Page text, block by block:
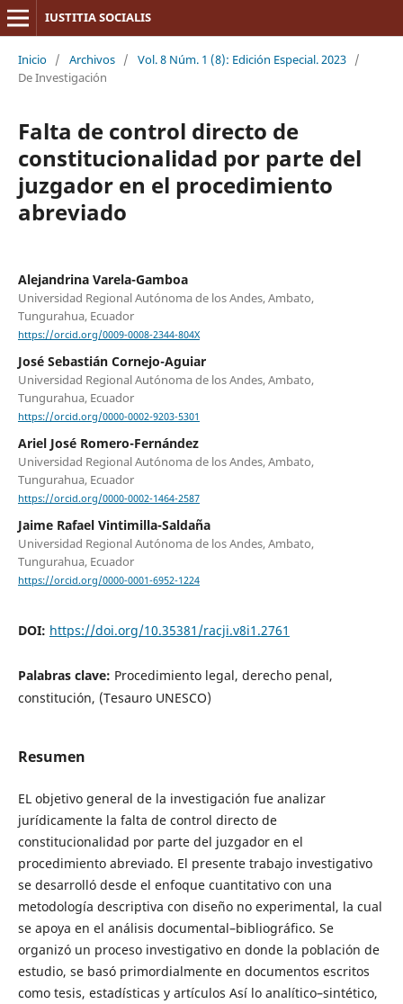
IUSTITIA SOCIALIS
Inicio / Archivos / Vol. 8 Núm. 1 (8): Edición Especial. 2023 /
De Investigación
Falta de control directo de
constitucionalidad por parte del
juzgador en el procedimiento
abreviado
Alejandrina Varela-Gamboa
Universidad Regional Autónoma de los Andes, Ambato,
Tungurahua, Ecuador
https://orcid.org/0009-0008-2344-804X
José Sebastián Cornejo-Aguiar
Universidad Regional Autónoma de los Andes, Ambato,
Tungurahua, Ecuador
https://orcid.org/0000-0002-9203-5301
Ariel José Romero-Fernández
Universidad Regional Autónoma de los Andes, Ambato,
Tungurahua, Ecuador
https://orcid.org/0000-0002-1464-2587
Jaime Rafael Vintimilla-Saldaña
Universidad Regional Autónoma de los Andes, Ambato,
Tungurahua, Ecuador
https://orcid.org/0000-0001-6952-1224
DOI: https://doi.org/10.35381/racji.v8i1.2761
Palabras clave: Procedimiento legal, derecho penal,
constitución, (Tesauro UNESCO)
Resumen
EL objetivo general de la investigación fue analizar
jurídicamente la falta de control directo de
constitucionalidad por parte del juzgador en el
procedimiento abreviado. El presente trabajo investigativo
se desarrolló desde el enfoque cuantitativo con una
metodología descriptiva con diseño no experimental, la cual
se apoya en el análisis documental–bibliográfico. Se
organizó un proceso investigativo en donde la población de
estudio, se basó primordialmente en documentos escritos
como tesis, estadísticas y artículos Así lo analítico–sintético,